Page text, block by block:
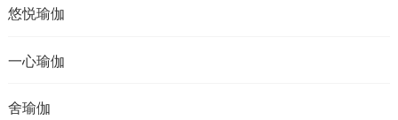
悠悦瑜伽
一心瑜伽
舍瑜伽